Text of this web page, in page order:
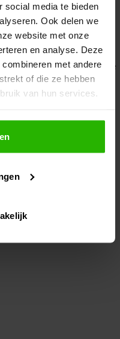
social media te bieden
Ook delen we
website met onze
en analyse. Deze
met andere
of die ze hebben
van hun services.
je Voordeeluitjes.nl
media en
plaatsen.
zelf instellen welke
has occurred while
browser console for more
.